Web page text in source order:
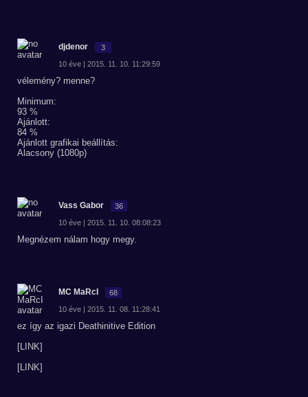
djdenor 3
10 éve | 2015. 11. 10. 11:29:59
vélemény? menne?
Minimum:
93 %
Ajánlott:
84 %
Ajánlott grafikai beállítás:
Alacsony (1080p)
Vass Gabor 36
10 éve | 2015. 11. 10. 08:08:23
Megnézem nálam hogy megy.
MC MaRcI 68
10 éve | 2015. 11. 08. 11:28:41
ez így az igazi Deathinitive Edition
[LINK]
[LINK]